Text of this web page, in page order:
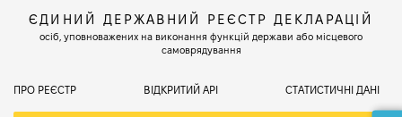
ЄДИНИЙ ДЕРЖАВНИЙ РЕЄСТР ДЕКЛАРАЦІЙ
осіб, уповноважених на виконання функцій держави або місцевого
самоврядування
ПРО РЕЄСТР ВІДКРИТИЙ АРІ СТАТИСТИЧНІ ДАНІ